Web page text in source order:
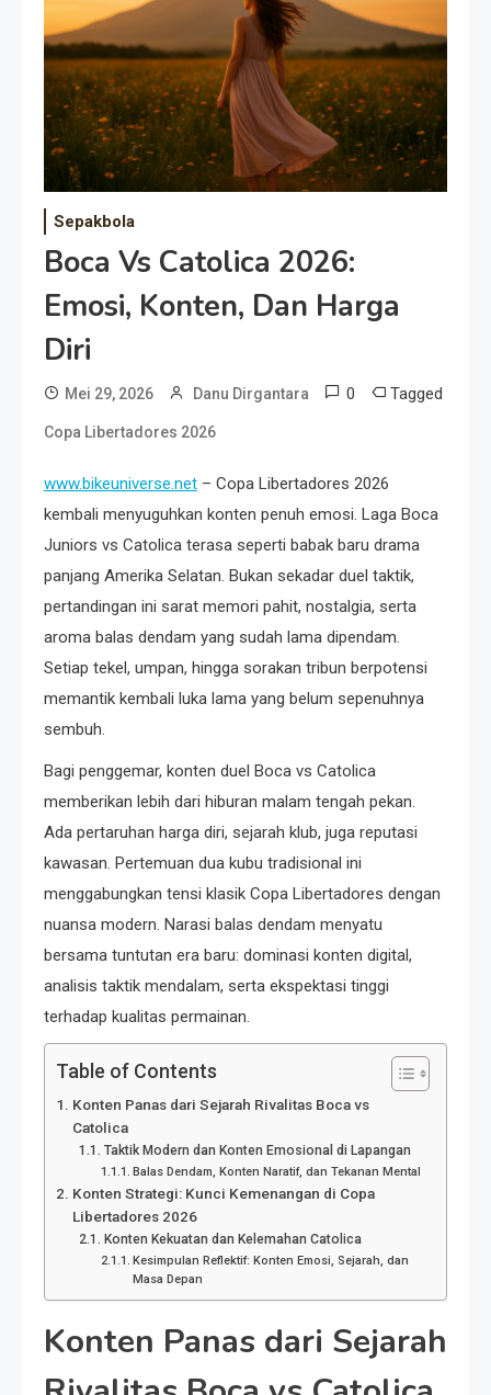
Event Besar
Sepakbola
Boca Vs Catolica 2026:
Emosi, Konten, Dan Harga
Diri
Mei 29, 2026 Danu Dirgantara 0 Tagged
Copa Libertadores 2026
www.bikeuniverse.net – Copa Libertadores 2026
kembali menyuguhkan konten penuh emosi. Laga Boca
Juniors vs Catolica terasa seperti babak baru drama
panjang Amerika Selatan. Bukan sekadar duel taktik,
pertandingan ini sarat memori pahit, nostalgia, serta
aroma balas dendam yang sudah lama dipendam.
Setiap tekel, umpan, hingga sorakan tribun berpotensi
memantik kembali luka lama yang belum sepenuhnya
sembuh.
Bagi penggemar, konten duel Boca vs Catolica
memberikan lebih dari hiburan malam tengah pekan.
Ada pertaruhan harga diri, sejarah klub, juga reputasi
kawasan. Pertemuan dua kubu tradisional ini
menggabungkan tensi klasik Copa Libertadores dengan
nuansa modern. Narasi balas dendam menyatu
bersama tuntutan era baru: dominasi konten digital,
analisis taktik mendalam, serta ekspektasi tinggi
terhadap kualitas permainan.
Table of Contents
Konten Panas dari Sejarah Rivalitas Boca vs
Catolica
Taktik Modern dan Konten Emosional di Lapangan
Balas Dendam, Konten Naratif, dan Tekanan Mental
Konten Strategi: Kunci Kemenangan di Copa
Libertadores 2026
Konten Kekuatan dan Kelemahan Catolica
Kesimpulan Reflektif: Konten Emosi, Sejarah, dan
Masa Depan
Konten Panas dari Sejarah